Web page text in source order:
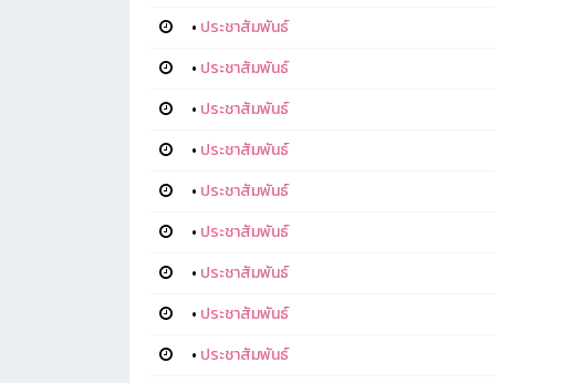
• ประชาสัมพันธ์
• ประชาสัมพันธ์
• ประชาสัมพันธ์
• ประชาสัมพันธ์
• ประชาสัมพันธ์
• ประชาสัมพันธ์
• ประชาสัมพันธ์
• ประชาสัมพันธ์
• ประชาสัมพันธ์